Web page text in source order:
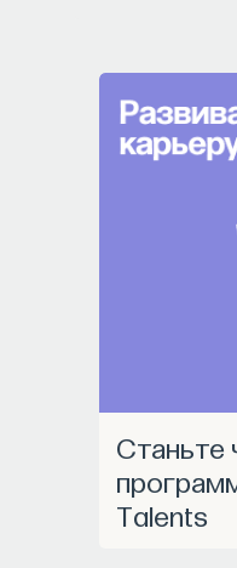
Станьте частью
Talents